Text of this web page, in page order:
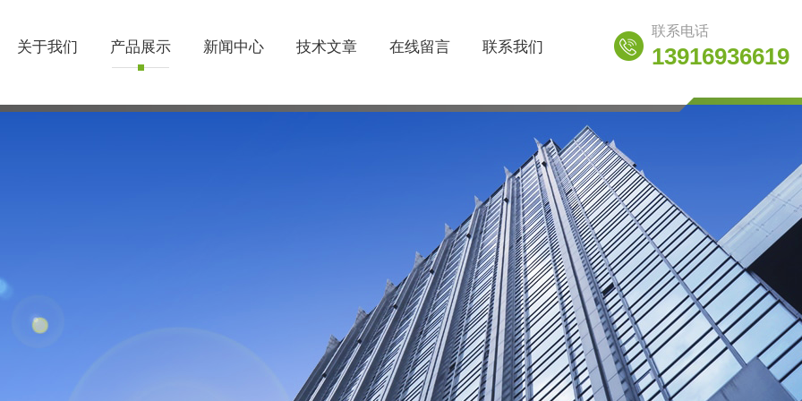
关于我们 产品展示 新闻中心 技术文章 在线留言 联系我们
联系电话
13916936619